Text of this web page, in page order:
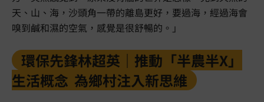
天、山、海，沙頭角一帶的離島更好，要過海，經過海會
嗅到鹹和濕的空氣，感覺是很舒暢的。」
環保先鋒林超英｜推動「半農半X」
生活概念 為鄉村注入新思維